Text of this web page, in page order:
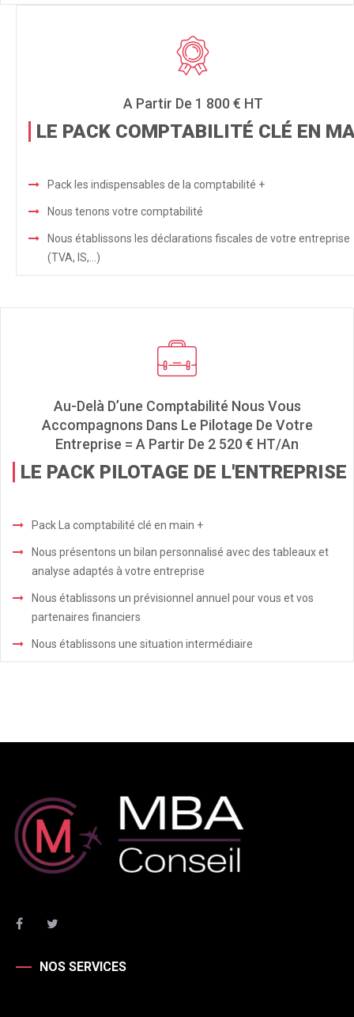
A Partir De 1 800 € HT
LE PACK COMPTABILITÉ CLÉ EN
Pack les indispensables de la comptabilité +
Nous tenons votre comptabilité
Nous établissons les déclarations fiscales de votre entreprise
(TVA, IS,…)
Au-Delà D’une Comptabilité Nous Vous
Accompagnons Dans Le Pilotage De Votre
Entreprise = A Partir De 2 520 € HT/an
LE PACK PILOTAGE DE L'ENTREPRISE
Pack La comptabilité clé en main +
Nous présentons un bilan personnalisé avec des tableaux et
analyse adaptés à votre entreprise
Nous établissons un prévisionnel annuel pour vous et vos
partenaires financiers
Nous établissons une situation intermédiaire
NOS SERVICES